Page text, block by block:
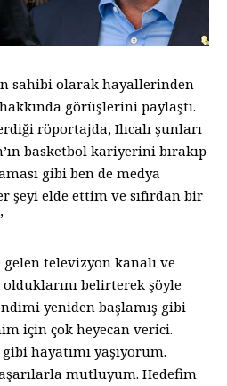
sahibi olarak hayallerinden
görüşlerini paylaştı.
röportajda, Ilıcalı şunları
basketbol kariyerini bırakıp
gibi ben de medya
şeyi elde ettim ve sıfırdan bir
gelen televizyon kanalı ve
belirterek şöyle
yeniden başlamış gibi
için çok heyecan verici.
hayatımı yaşıyorum.
mutluyum. Hedefim